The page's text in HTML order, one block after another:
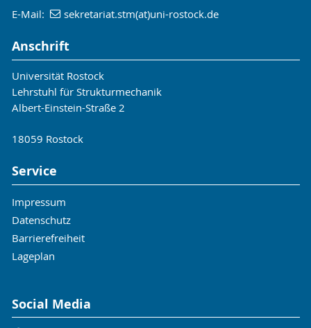
E-Mail: sekretariat.stm(at)uni-rostock.de
Anschrift
Universität Rostock
Lehrstuhl für Strukturmechanik
Albert-Einstein-Straße 2
18059 Rostock
Service
Impressum
Datenschutz
Barrierefreiheit
Lageplan
Social Media